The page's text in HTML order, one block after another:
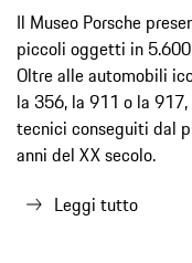
Il Museo Porsche
piccoli oggetti in
Oltre alle automobili
la 356, la 911 o la
tecnici conseguiti dal
anni del XX secolo.
Leggi tutto